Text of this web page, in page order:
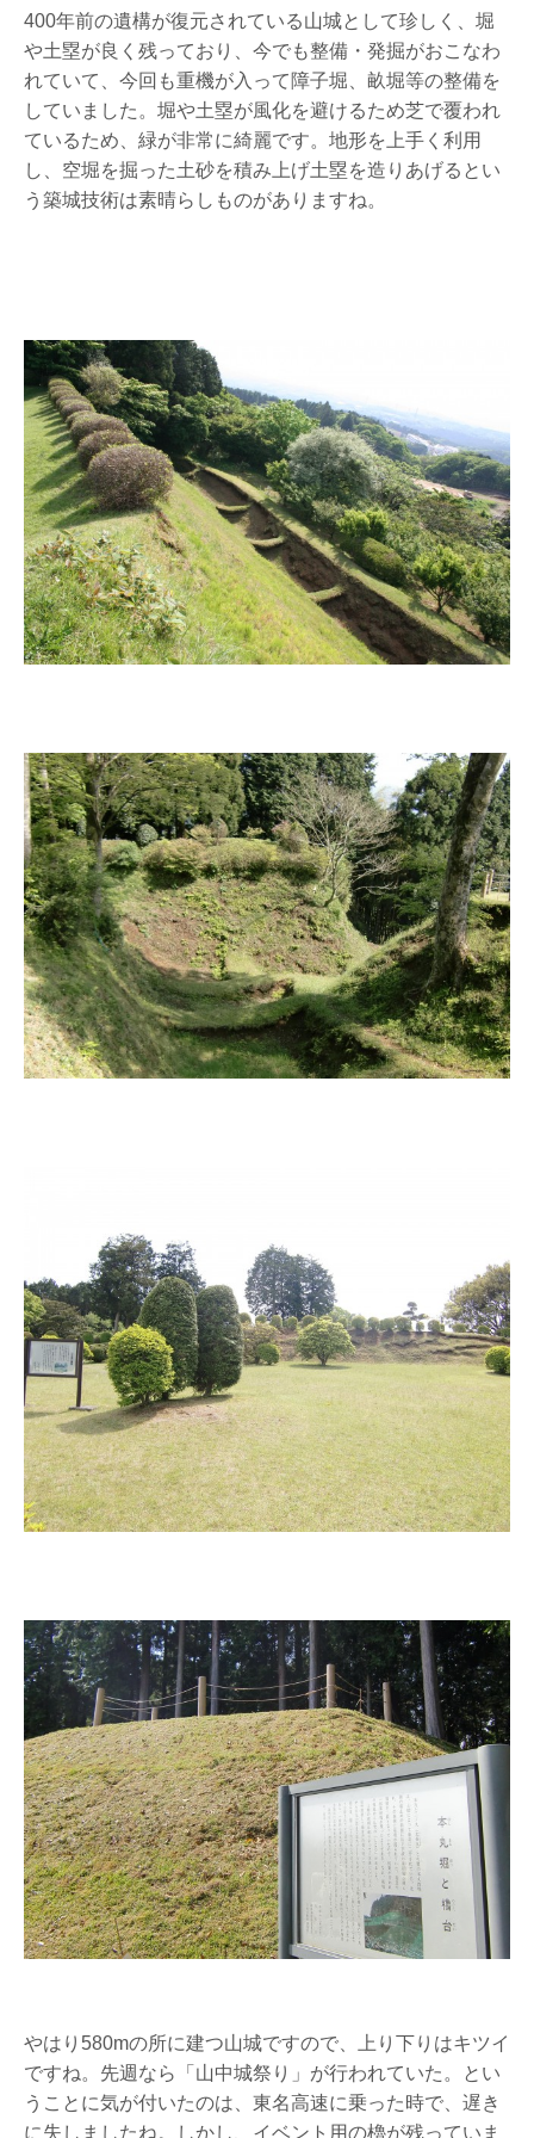
400年前の遺構が復元されている山城として珍しく、堀
や土塁が良く残っており、今でも整備・発掘がおこなわ
れていて、今回も重機が入って障子堀、畝堀等の整備を
していました。堀や土塁が風化を避けるため芝で覆われ
ているため、緑が非常に綺麗です。地形を上手く利用
し、空堀を掘った土砂を積み上げ土塁を造りあげるとい
う築城技術は素晴らしものがありますね。
やはり580mの所に建つ山城ですので、上り下りはキツイ
ですね。先週なら「山中城祭り」が行われていた。とい
うことに気が付いたのは、東名高速に乗った時で、遅き
に失しましたね。しかし、イベント用の櫓が残っていま